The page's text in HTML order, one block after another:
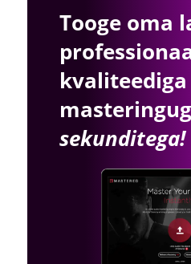
Tooge oma
kvaliteediga
sekunditega!